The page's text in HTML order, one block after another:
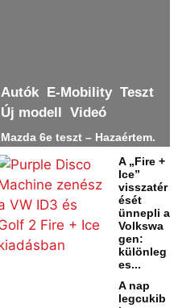
Autók E-Mobility Teszt
Új modell Videó
Mazda 6e teszt – Hazaértem.
A „Fire +
Ice”
visszatér
ését
ünnepli a
Volkswa
gen:
különleg
es...
A nap
legcukib